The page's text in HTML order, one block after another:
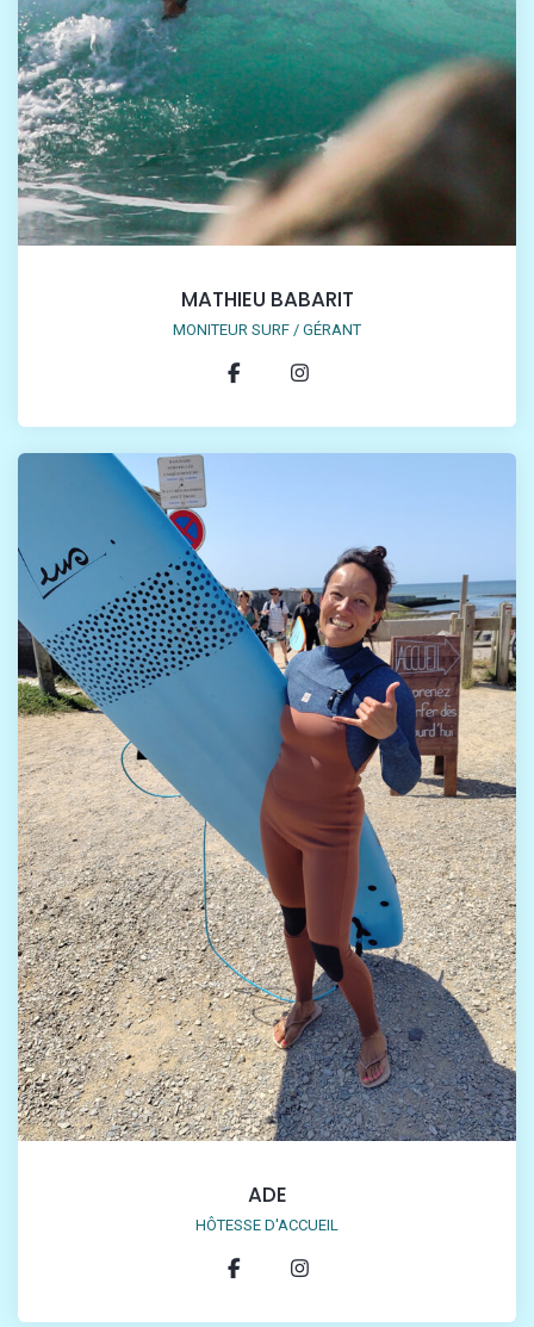
MATHIEU BABARIT
MONITEUR SURF / GÉRANT
ADE
HÔTESSE D'ACCUEIL